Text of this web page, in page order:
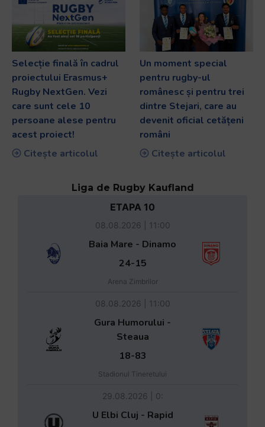
Selecție finală în cadrul
proiectului Erasmus+
Rugby NextGen. Vezi
care sunt cele 10
persoane alese pentru
acest proiect!
Citește articolul
Un moment special
pentru rugby-ul
românesc și pentru trei
dintre Stejari, care au
devenit oficial cetățeni
români
Citește articolul
Liga de Rugby Kaufland
ETAPA 10
08.08.2026 | 11:00
Baia Mare - Dinamo
24-15
Arena Zimbrilor
08.08.2026 | 11:00
Gura Humorului -
Steaua
18-83
Stadionul Tineretului
29.08.2026 | 0:
U Elbi Cluj - Rapid